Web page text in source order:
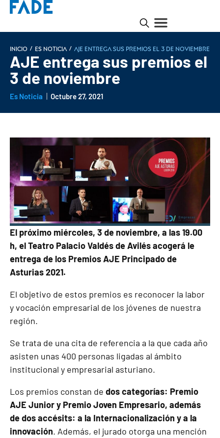
INICIO / Es noticia / AJE entrega sus premios el 3 de noviembre
AJE entrega sus premios el
3 de noviembre
Es Noticia Octubre 27, 2021
El próximo miércoles, 3 de noviembre, a las 19.00
h, el Teatro Palacio Valdés de Avilés acogerá le
entrega de los Premios AJE Principado de
Asturias 2021.
El objetivo de estos premios es reconocer la labor
y vocación empresarial de los jóvenes de nuestra
región.
Se trata de una cita de referencia a la que cada año
asisten unas 400 personas ligadas al ámbito
institucional y empresarial asturiano.
Los premios constan de dos categorías: Premio
AJE Junior y Premio Joven Empresario, además
de dos accésits: a la Internacionalización y a la
innovación. Además, el jurado otorga una mención